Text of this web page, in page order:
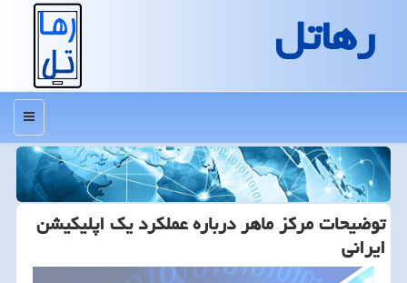
رهاتل
منو
توضیحات مركز ماهر درباره عملكرد یك اپلیكیشن
ایرانی